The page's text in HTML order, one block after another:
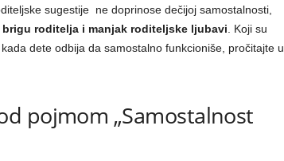
sugestije ne doprinose dečijoj samostalnosti,
roditelja i manjak roditeljske ljubavi . Koji su
dete odbija da samostalno funkcioniše, pročitajte u
pojmom „Samostalnost